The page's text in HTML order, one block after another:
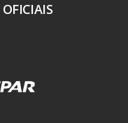
OFICIAIS